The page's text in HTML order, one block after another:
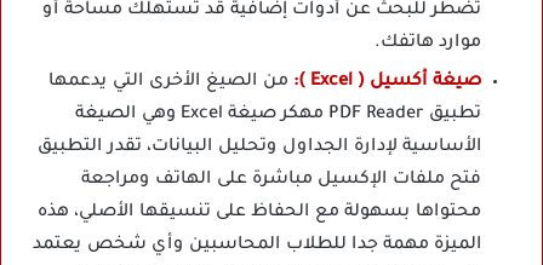
تضطر للبحث عن أدوات إضافية قد تستهلك مساحة أو
موارد هاتفك.
صيغة أكسيل ( Excel ):
من الصيغ الأخرى التي يدعمها
تطبيق PDF Reader مهكر صيغة Excel وهي الصيغة
الأساسية لإدارة الجداول وتحليل البيانات، تقدر التطبيق
فتح ملفات الإكسيل مباشرة على الهاتف ومراجعة
محتواها بسهولة مع الحفاظ على تنسيقها الأصلي، هذه
الميزة مهمة جدا للطلاب المحاسبين وأي شخص يعتمد